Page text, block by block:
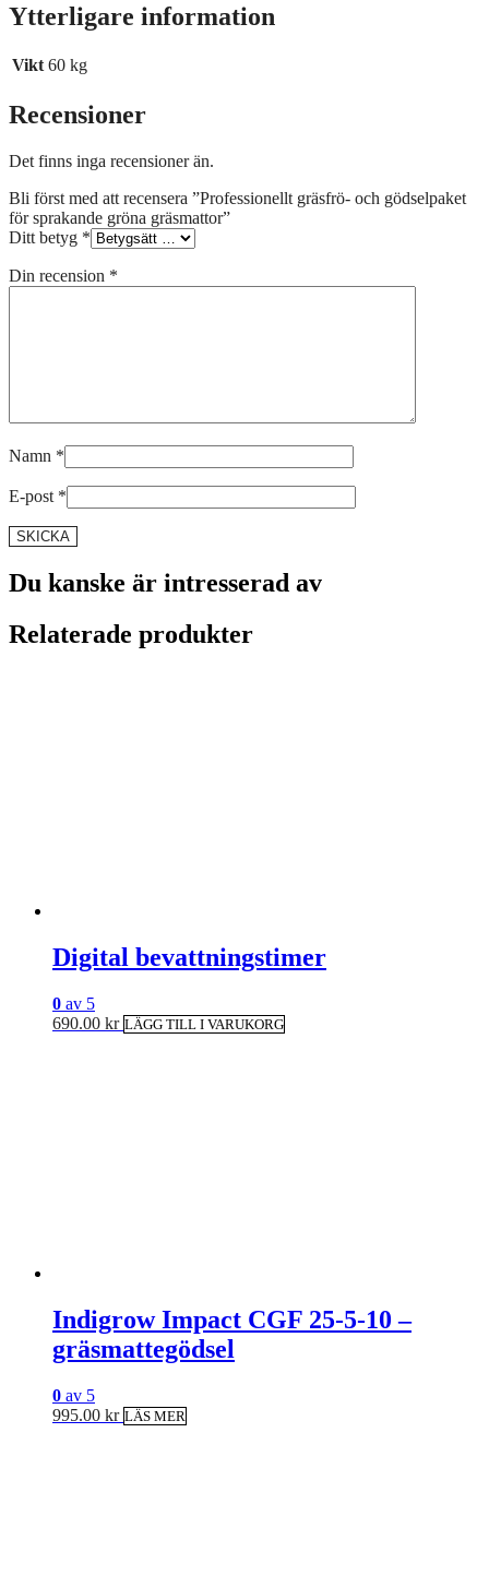
Ytterligare information
Vikt 60 kg
Recensioner
Det finns inga recensioner än.
Bli först med att recensera ”Professionellt gräsfrö- och gödselpaket
för sprakande gröna gräsmattor”
Ditt betyg *
Din recension *
Namn *
E-post *
Du kanske är intresserad av
Relaterade produkter
Digital bevattningstimer
0 av 5
690.00 kr LÄGG TILL I VARUKORG
Indigrow Impact CGF 25-5-10 –
gräsmattegödsel
0 av 5
995.00 kr LÄS MER